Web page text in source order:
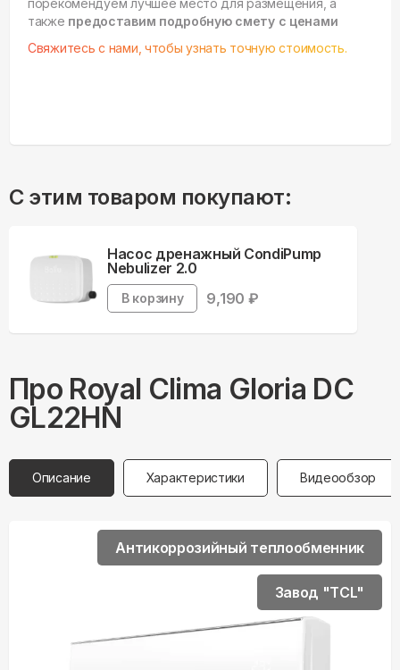
порекомендуем лучшее место для размещения, а
также предоставим подробную смету с ценами
Свяжитесь с нами, чтобы узнать точную стоимость.
С этим товаром покупают:
Насос дренажный CondiPump
Nebulizer 2.0
В корзину 9,190 ₽
Про Royal Clima Gloria DC
GL22HN
Описание Характеристики Видеообзор
Антикоррозийный теплообменник
Завод "TCL"